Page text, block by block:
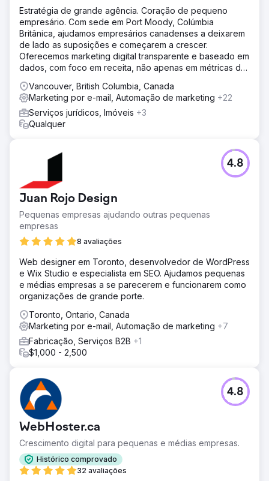
Solução
Em parceria com a Levy Online, a Absolute Dental lançou
uma série de campanhas de teste integrando a CTV ao
seu mix de mídia. As campanhas mediram o papel da CTV
como canal de primeiro contato e seu efeito
subsequente nas conversões. O desempenho foi
comparado ao das estratégias tradicionais de busca e
redes sociais ao longo de cinco meses.
Resultado
No quinto mês, o CPA caiu de US$ 270 para US$ 59 —
40% de todas as conversões foram vinculadas a essas
campanhas com foco em CTV. A CTV também gerou um
CPA 38% menor do que os anúncios de pesquisa de
referência, confirmando seu valor no funil de vendas.
Ir para a página da agência
Estratégia de grande agência. Coração de pequeno
empresário. Com sede em Port Moody, Colúmbia
Britânica, ajudamos empresários canadenses a deixarem
de lado as suposições e começarem a crescer.
Oferecemos marketing digital transparente e baseado em
dados, com foco em receita, não apenas em métricas de
Vancouver, British Columbia, Canada
Marketing por e-mail, Automação de marketing +22
Serviços jurídicos, Imóveis +3
Qualquer
Juan Rojo Design
Pequenas empresas ajudando outras pequenas
empresas
8 avaliações
4.8
Web designer em Toronto, desenvolvedor de WordPress
e Wix Studio e especialista em SEO. Ajudamos pequenas
e médias empresas a se parecerem e funcionarem como
organizações de grande porte.
Toronto, Ontario, Canada
Marketing por e-mail, Automação de marketing +7
Fabricação, Serviços B2B +1
$1,000 - 2,500
WebHoster.ca
Crescimento digital para pequenas e médias empresas.
Histórico comprovado
32 avaliações
4.8